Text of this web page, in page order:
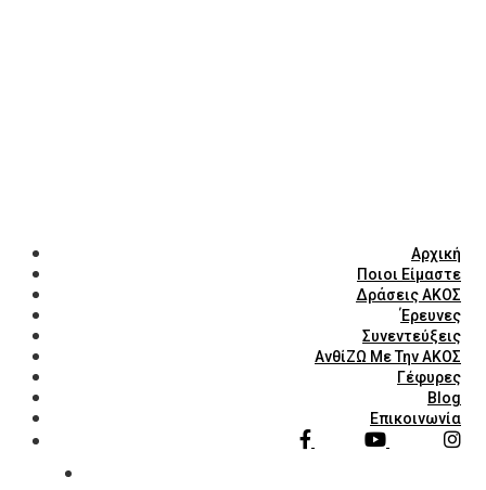
Αρχική
Ποιοι Είμαστε
Δράσεις ΑΚΟΣ
Έρευνες
Συνεντεύξεις
ΑνθίΖΩ Με Την ΑΚΟΣ
Γέφυρες
Blog
Επικοινωνία